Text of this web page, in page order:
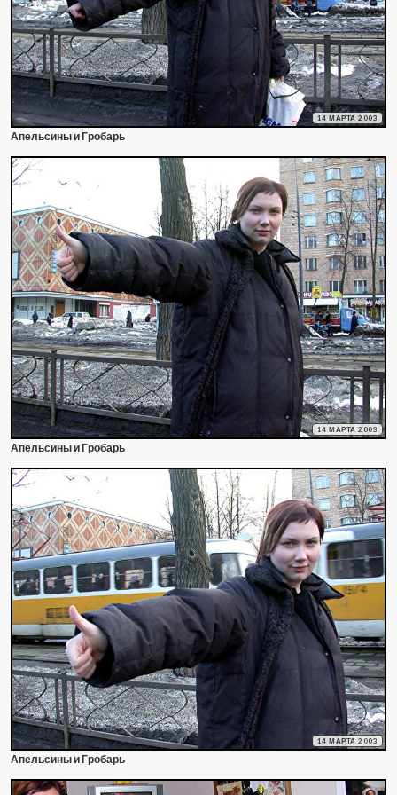
14 МАРТА 2003
Апельсины и Гробарь
14 МАРТА 2003
Апельсины и Гробарь
14 МАРТА 2003
Апельсины и Гробарь